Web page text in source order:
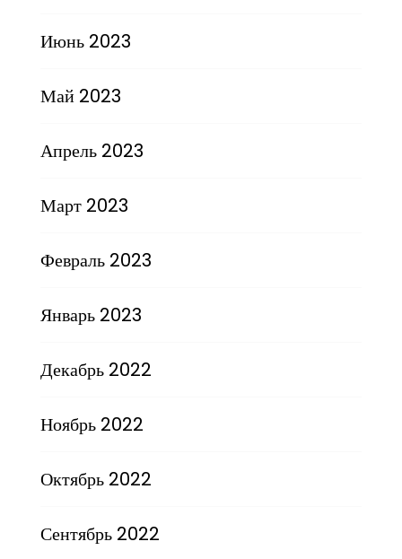
Июнь 2023
Май 2023
Апрель 2023
Март 2023
Февраль 2023
Январь 2023
Декабрь 2022
Ноябрь 2022
Октябрь 2022
Сентябрь 2022